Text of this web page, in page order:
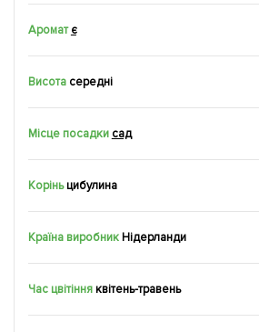
Аромат є
Висота середні
Місце посадки сад
Коріньцибулина
Країна виробник Нідерланди
Час цвітінняквітень-травень